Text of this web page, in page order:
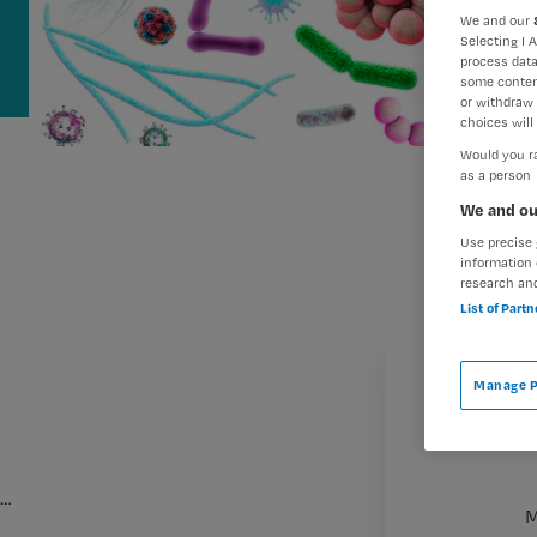
…
We and our
Selecting I
process
some
or withdraw
choices will
Would you
as a person
We and
Use
information
research
List of
Manage